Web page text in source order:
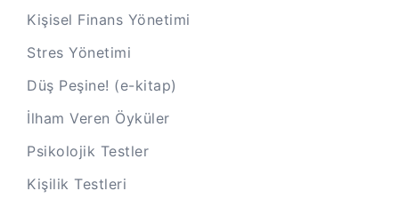
Kişisel Finans Yönetimi
Stres Yönetimi
Düş Peşine! (e-kitap)
İlham Veren Öyküler
Psikolojik Testler
Kişilik Testleri